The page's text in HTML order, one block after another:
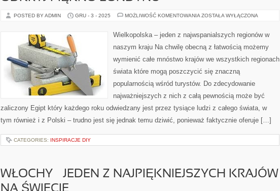
POSTED BY ADMIN GRU - 3 - 2025 MOŻLIWOŚĆ KOMENTOWANIA ODKRYJ
ZOSTAŁA WYŁĄCZONA
Wielkopolska – jeden z najwspanialszych regionów w
naszym kraju Na chwilę obecną z łatwością możemy
wymienić całe mnóstwo krajów we wszystkich regionach
świata które mogą poszczycić się znaczną
popularnością wśród turystów. Do zdecydowanie
najważniejszych z nich z całą pewnością może być
zaliczony Egipt który każdego roku odwiedzany jest przez tysiące ludzi z całego świata, w
tym również i z Polski – trudno jest się jednak temu dziwić, ponieważ faktycznie oferuje […]
CATEGORIES: INSPIRACJE DIY
WŁOCHY – JEDEN Z NAJPIĘKNIEJSZYCH KRAJÓW